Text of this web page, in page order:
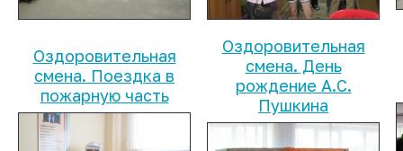
Оздоровительная
смена. Поездка в
пожарную часть
Оздоровительная
смена. День
рождение А.С.
Пушкина